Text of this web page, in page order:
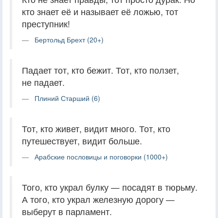
кто знает её и называет её ложью, тот
преступник!
Бертольд Брехт (20+)
Падает тот, кто бежит. Тот, кто ползет,
не падает.
Плиний Старший (6)
Тот, кто живет, видит много. Тот, кто
путешествует, видит больше.
Арабские пословицы и поговорки (1000+)
Того, кто украл булку — посадят в тюрьму.
А того, кто украл железную дорогу —
выберут в парламент.